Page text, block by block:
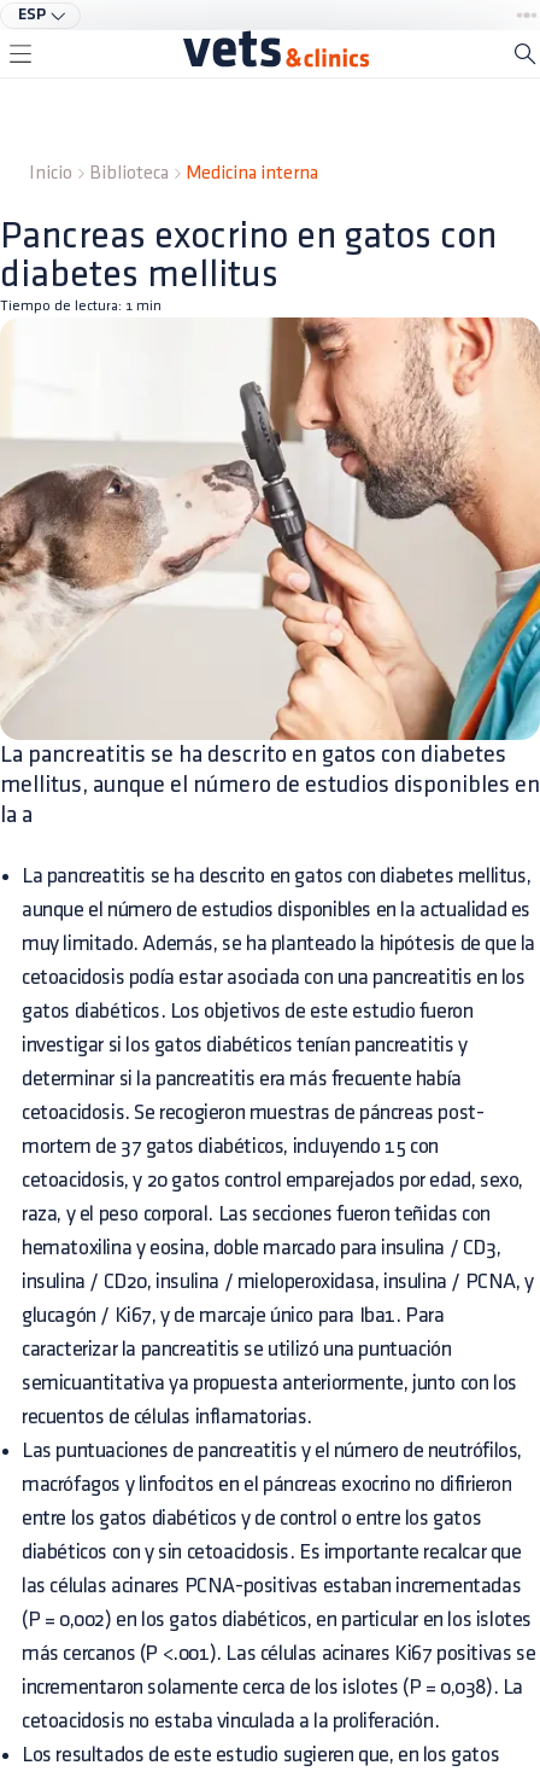
ESP
Inicio Biblioteca Medicina interna
Pancreas exocrino en gatos con
diabetes mellitus
Tiempo de lectura: 1 min
La pancreatitis se ha descrito en gatos con diabetes
mellitus, aunque el número de estudios disponibles en
la a
La pancreatitis se ha descrito en gatos con diabetes mellitus,
aunque el número de estudios disponibles en la actualidad es
muy limitado. Además, se ha planteado la hipótesis de que la
cetoacidosis podía estar asociada con una pancreatitis en los
gatos diabéticos. Los objetivos de este estudio fueron
investigar si los gatos diabéticos tenían pancreatitis y
determinar si la pancreatitis era más frecuente había
cetoacidosis. Se recogieron muestras de páncreas post-
mortem de 37 gatos diabéticos, incluyendo 15 con
cetoacidosis, y 20 gatos control emparejados por edad, sexo,
raza, y el peso corporal. Las secciones fueron teñidas con
hematoxilina y eosina, doble marcado para insulina / CD3,
insulina / CD20, insulina / mieloperoxidasa, insulina / PCNA, y
glucagón / Ki67, y de marcaje único para Iba1. Para
caracterizar la pancreatitis se utilizó una puntuación
semicuantitativa ya propuesta anteriormente, junto con los
recuentos de células inflamatorias.
Las puntuaciones de pancreatitis y el número de neutrófilos,
macrófagos y linfocitos en el páncreas exocrino no difirieron
entre los gatos diabéticos y de control o entre los gatos
diabéticos con y sin cetoacidosis. Es importante recalcar que
las células acinares PCNA-positivas estaban incrementadas
(P = 0,002) en los gatos diabéticos, en particular en los islotes
más cercanos (P <.001). Las células acinares Ki67 positivas se
incrementaron solamente cerca de los islotes (P = 0,038). La
cetoacidosis no estaba vinculada a la proliferación.
Los resultados de este estudio sugieren que, en los gatos